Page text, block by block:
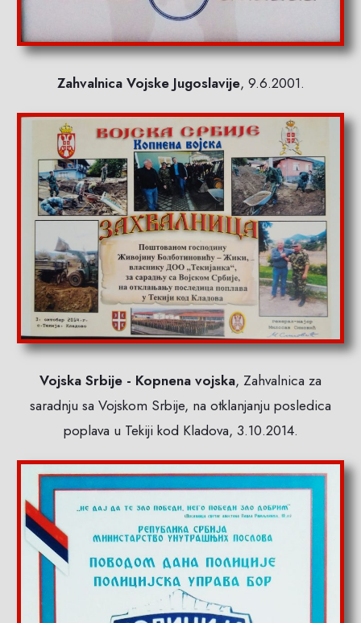
Zahvalnica Vojske Jugoslavije, 9.6.2001.
Vojska Srbije - Kopnena vojska, Zahvalnica za
saradnju sa Vojskom Srbije, na otklanjanju posledica
poplava u Tekiji kod Kladova, 3.10.2014.